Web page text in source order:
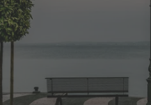
Vom 19.06.2026 bis zum